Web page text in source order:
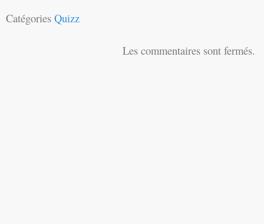
Catégories Quizz
Les commentaires sont fermés.